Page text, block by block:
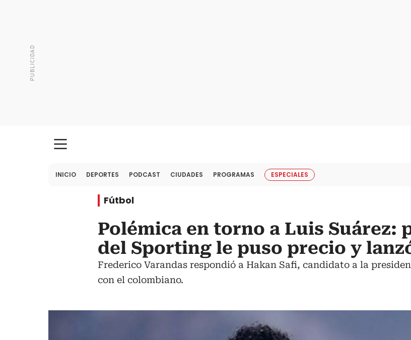
INICIO DEPORTES PODCAST CIUDADES PROGRAMAS ESPECIALES
Fútbol
Polémica en torno a Luis Suárez:
del Sporting le puso precio y
Frederico Varandas respondió a Hakan Safi, candidato a la
con el colombiano.